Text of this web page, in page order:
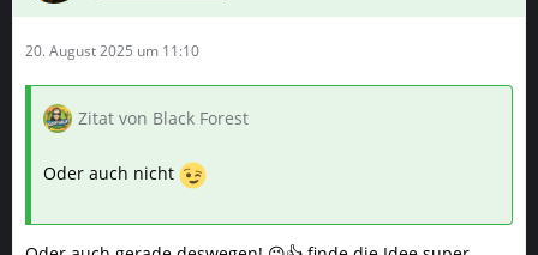
20. August 2025 um 11:10
Zitat von Black Forest
Oder auch nicht